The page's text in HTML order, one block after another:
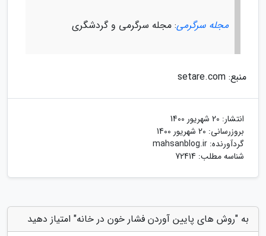
مجله سرگرمی: مجله سرگرمی و گردشگری
منبع: setare.com
انتشار: 20 شهریور 1400
بروزرسانی: 20 شهریور 1400
گردآورنده: mahsanblog.ir
شناسه مطلب: 72414
به "روش های پایین آوردن فشار خون در خانه" امتیاز دهید